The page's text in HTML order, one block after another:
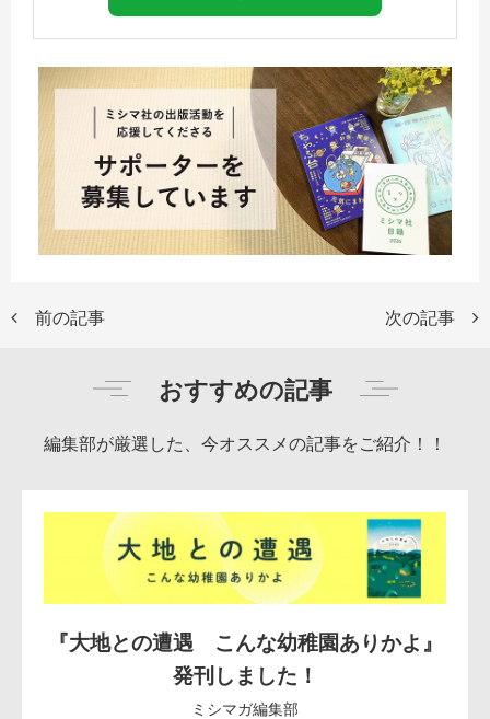
前の記事 次の記事
おすすめの記事
編集部が厳選した、今オススメの記事をご紹介！！
『大地との遭遇 こんな幼稚園ありかよ』
発刊しました！
ミシマガ編集部